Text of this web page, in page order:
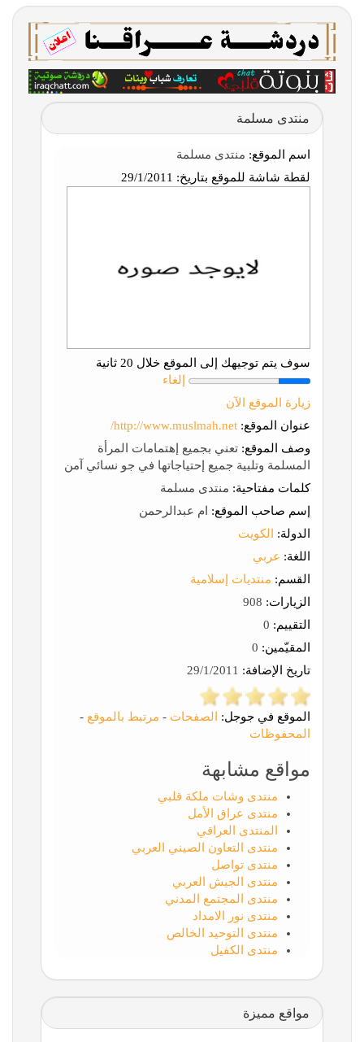
منتدى مسلمة
اسم الموقع: منتدى مسلمة
لقطة شاشة للموقع بتاريخ:
سوف يتم توجيهك إلى الموقع خلال 20 ثانية
إلغاء
زيارة الموقع الآن
عنوان الموقع: http://www.muslmah.net/
وصف الموقع: تعني بجميع إهتمامات المرأة
المسلمة وتلبية جميع إحتياجاتها في جو نسائي آمن
كلمات مفتاحية: منتدى مسلمة
إسم صاحب الموقع: ام عبدالرحمن
الدولة:
الكويت
اللغة: عربي
القسم: منتديات إسلامية
الزيارات:
التقييم:
المقيّمين:
تاريخ الإضافة:
الموقع في جوجل: الصفحات - مرتبط بالموقع -
المحفوظات
مواقع مشابهة
منتدى وشات ملكة قلبي
منتدى عراق الأمل
المنتدى العراقي
منتدى التعاون الصيني العربي
منتدى تواصل
منتدى الجيش العربي
منتدى المجتمع المدني
منتدى نور الامداد
منتدى التوحيد الخالص
منتدى الكفيل
مواقع مميزة